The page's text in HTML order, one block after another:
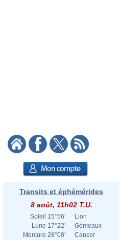
Transits et éphémérides
8 août, 11h02 T.U.
Soleil 15°56'
Lion
Lune 17°22'
Gémeaux
Mercure 28°08'
Cancer